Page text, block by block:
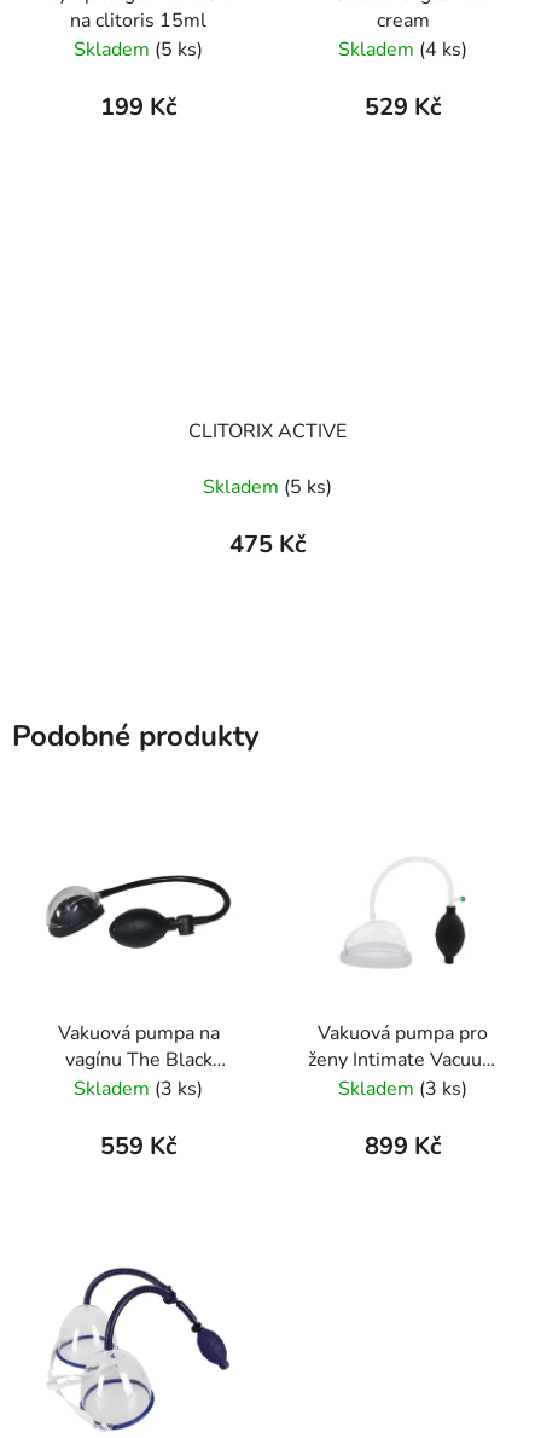
na clitoris 15ml
Skladem (5 ks)
199 Kč
cream
Skladem (4 ks)
529 Kč
CLITORIX ACTIVE
Skladem (5 ks)
475 Kč
Podobné produkty
Vakuová pumpa na
vagínu The Black
Treasure
Skladem (3 ks)
559 Kč
Vakuová pumpa pro
ženy Intimate Vacuum
Cup
Skladem (3 ks)
899 Kč